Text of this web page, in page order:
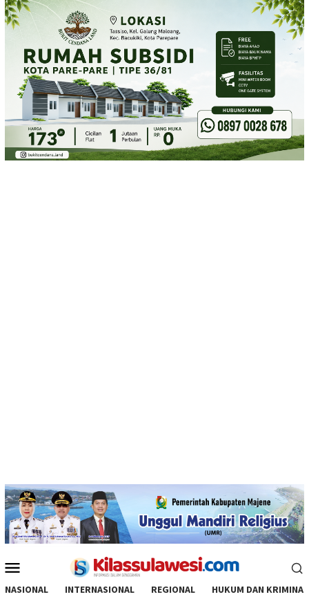
Loncat
ke
Mobile
NASIONAL INTERNASIONAL REGIONAL HUKUM DAN KRIMINAL